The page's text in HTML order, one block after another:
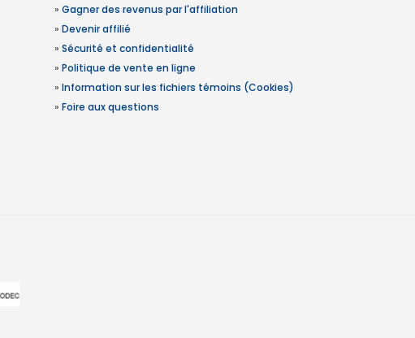
» Gagner des revenus par l'affiliation
» Devenir affilié
» Sécurité et confidentialité
» Politique de vente en ligne
» Information sur les fichiers témoins (Cookies)
» Foire aux questions